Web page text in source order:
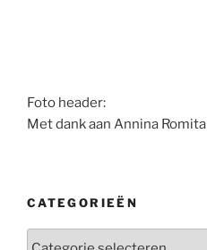
Foto header:
Met dank aan Annina Romita
CATEGORIEËN